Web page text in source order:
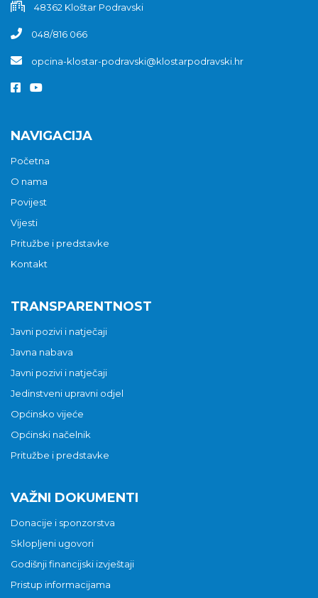
48362 Kloštar Podravski
048/816 066
opcina-klostar-podravski@klostarpodravski.hr
NAVIGACIJA
Početna
O nama
Povijest
Vijesti
Pritužbe i predstavke
Kontakt
TRANSPARENTNOST
Javni pozivi i natječaji
Javna nabava
Javni pozivi i natječaji
Jedinstveni upravni odjel
Općinsko vijeće
Općinski načelnik
Pritužbe i predstavke
VAŽNI DOKUMENTI
Donacije i sponzorstva
Sklopljeni ugovori
Godišnji financijski izvještaji
Pristup informacijama